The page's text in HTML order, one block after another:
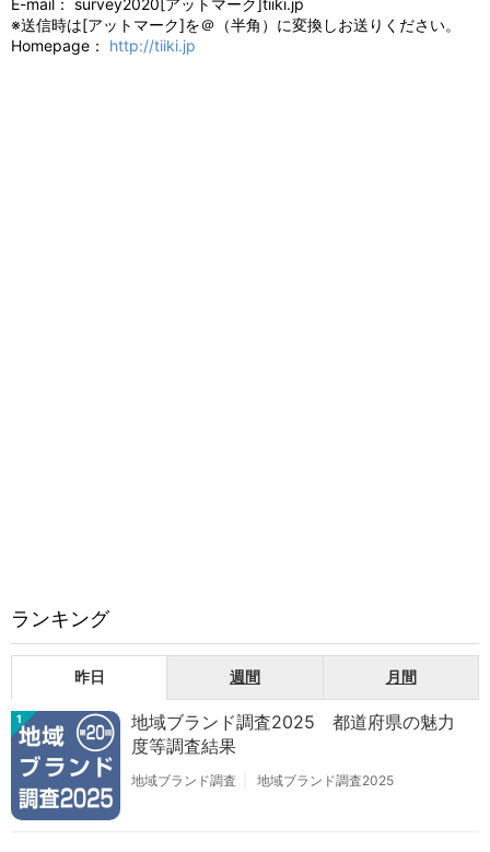
※送信時は[アットマーク]を＠（半角）に変換しお送りください。
Homepage： http://tiiki.jp
ランキング
昨日 週間 月間
1
地域ブランド調査2025 都道府県の魅力
度等調査結果
地域ブランド調査 地域ブランド調査2025